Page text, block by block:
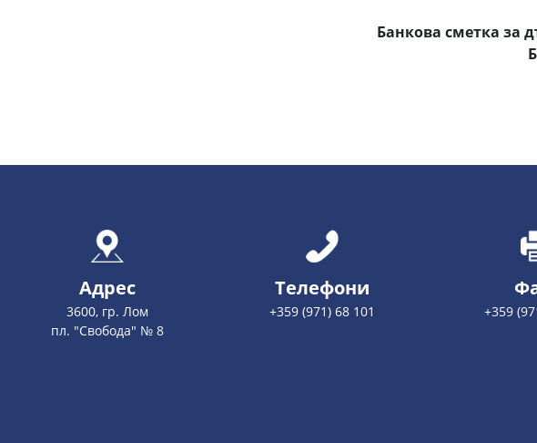
Банкова сметка за
Адрес
3600, гр. Лом
пл. "Свобода" № 8
Телефони
+359 (971) 68 101 +359